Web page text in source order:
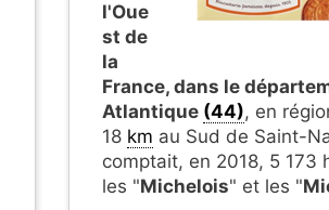
l'Oue
st de
la
France, dans le
Atlantique (44), en
18 km au Sud de Saint-
comptait, en 2018, 5 173
les "Michelois" et les "